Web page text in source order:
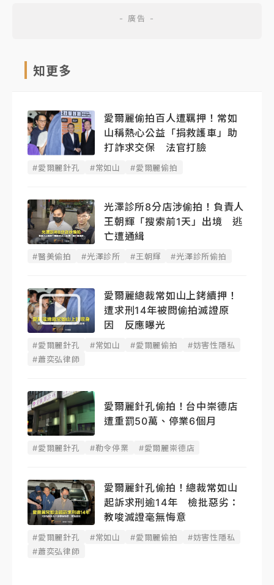
知更多
愛爾麗偷拍百人遭羈押！常如
山稱熱心公益「捐救護車」助
打詐求交保 法官打臉
#愛爾麗針孔 #常如山 #愛爾麗偷拍
光澤診所8分店涉偷拍！負責人
王朝輝「搜索前1天」出境 逃
亡遭通緝
#醫美偷拍 #光澤診所 #王朝輝 #光澤診所偷拍
愛爾麗總裁常如山上銬續押！
遭求刑14年被問偷拍滅證原
因 反應曝光
#愛爾麗針孔 #常如山 #愛爾麗偷拍
#妨害性隱私
#蕭奕弘律師
愛爾麗針孔偷拍！台中崇德店
遭重罰50萬、停業6個月
#愛爾麗針孔 #勒令停業 #愛爾麗崇德店
愛爾麗針孔偷拍！總裁常如山
起訴求刑逾14年 檢批惡劣：
教唆滅證毫無悔意
#愛爾麗針孔 #常如山 #愛爾麗偷拍
#妨害性隱私
#蕭奕弘律師